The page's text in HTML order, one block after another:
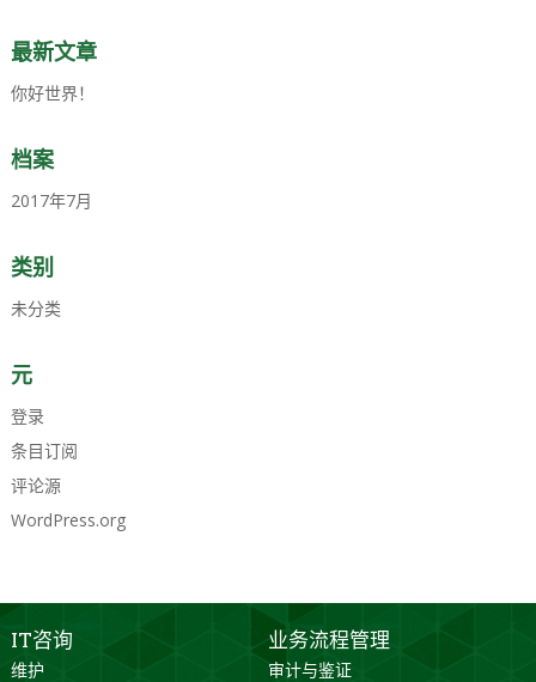
最新文章
你好世界！
档案
2017年7月
类别
未分类
元
登录
条目订阅
评论源
WordPress.org
IT咨询
维护
业务流程管理
审计与鉴证